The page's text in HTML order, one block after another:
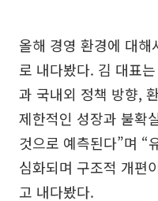
올해 경영 환경에 대
로 내다봤다. 김 대표
과 국내외 정책 방향,
제한적인 성장과 불확
것으로 예측된다”며 “
심화되며 구조적 개편
고 내다봤다.